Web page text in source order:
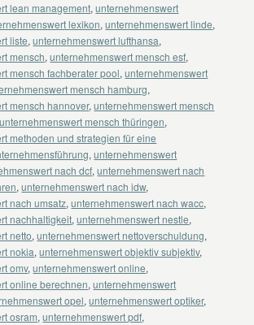
lean management,unternehmenswert
lexikon,unternehmenswert linde,
liste,unternehmenswert lufthansa,
mensch,unternehmenswert mensch esf,
mensch fachberater pool,unternehmenswert
mensch hamburg,
mensch hannover,unternehmenswert mensch
unternehmenswert mensch thüringen,
methoden und strategien für eine
,unternehmenswert
nach dcf,unternehmenswert nach
,unternehmenswert nach idw,
nach umsatz,unternehmenswert nach wacc,
nachhaltigkeit,unternehmenswert nestle,
netto,unternehmenswert nettoverschuldung,
nokia,unternehmenswert objektiv subjektiv,
omv,unternehmenswert online,
online berechnen,unternehmenswert
opel,unternehmenswert optiker,
osram,unternehmenswert pdf,